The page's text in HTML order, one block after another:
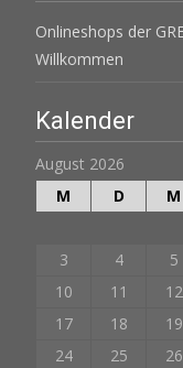
Onlineshops der
Willkommen
Kalender
August 2026
M
D M
3
4 5
10
11 12
17
18 19
24
25 26